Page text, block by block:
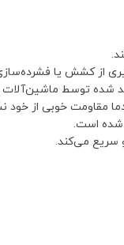
از کشش یا
شده توسط ماشین‌آلات
دما مقاومت خوبی از
شده است.
سریع می‌کند.